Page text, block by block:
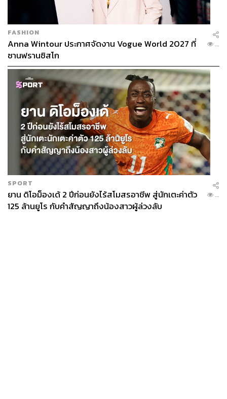
FASHION
Anna Wintour ประกาศจัดงาน Vogue World 2027 ที่
ซานฟรานซิสโก
...
SPORT
ยาน ดิโอม็องเด้ 2 ปีก่อนยังไร้สโมสรอาชีพ สู่นักเตะค่าตัว
125 ล้านยูโร กับคำสัญญาถึงน้องสาวผู้ล่วงลับ
...